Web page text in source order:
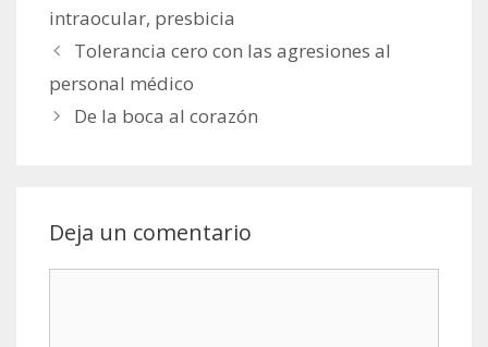
intraocular, presbicia
Tolerancia cero con las agresiones al
personal médico
De la boca al corazón
Deja un comentario